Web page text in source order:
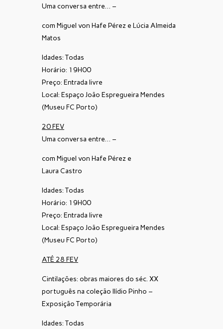
Uma conversa entre… –
com Miguel von Hafe Pérez e Lúcia Almeida
Matos
Idades: Todas
Horário: 19H00
Preço: Entrada livre
Local: Espaço João Espregueira Mendes
(Museu FC Porto)
20 FEV
Uma conversa entre… –
com Miguel von Hafe Pérez e
Laura Castro
Idades: Todas
Horário: 19H00
Preço: Entrada livre
Local: Espaço João Espregueira Mendes
(Museu FC Porto)
ATÉ 28 FEV
Cintilações: obras maiores do séc. XX
português na coleção Ilídio Pinho –
Exposição Temporária
Idades: Todas